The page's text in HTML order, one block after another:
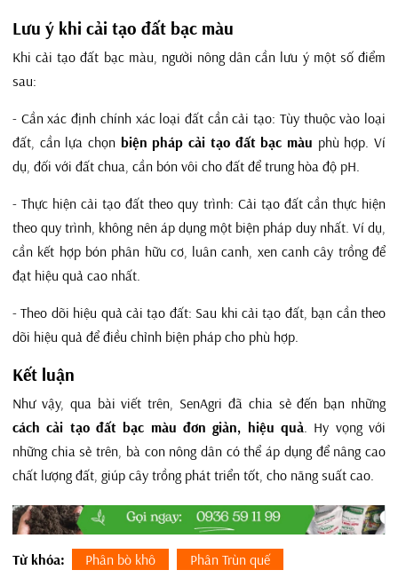
Lưu ý khi cải tạo đất bạc màu
Khi cải tạo đất bạc màu, người nông dân cần lưu ý một số điểm
sau:
- Cần xác định chính xác loại đất cần cải tạo: Tùy thuộc vào loại
đất, cần lựa chọn biện pháp cải tạo đất bạc màu phù hợp. Ví
dụ, đối với đất chua, cần bón vôi cho đất để trung hòa độ pH.
- Thực hiện cải tạo đất theo quy trình: Cải tạo đất cần thực hiện
theo quy trình, không nên áp dụng một biện pháp duy nhất. Ví dụ,
cần kết hợp bón phân hữu cơ, luân canh, xen canh cây trồng để
đạt hiệu quả cao nhất.
- Theo dõi hiệu quả cải tạo đất: Sau khi cải tạo đất, bạn cần theo
dõi hiệu quả để điều chỉnh biện pháp cho phù hợp.
Kết luận
Như vậy, qua bài viết trên, SenAgri đã chia sẻ đến bạn những
cách cải tạo đất bạc màu đơn giản, hiệu quả. Hy vọng với
những chia sẻ trên, bà con nông dân có thể áp dụng để nâng cao
chất lượng đất, giúp cây trồng phát triển tốt, cho năng suất cao.
Từ khóa: Phân bò khô Phân Trùn quế